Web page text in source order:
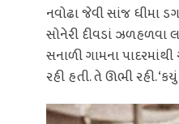
નવોઢા જેવી સાંજ ધીમા
સોનેરી દીવડાં ઝળહળવા
સનાળી ગામના
રહી હતી. તે ઊભી રહી.